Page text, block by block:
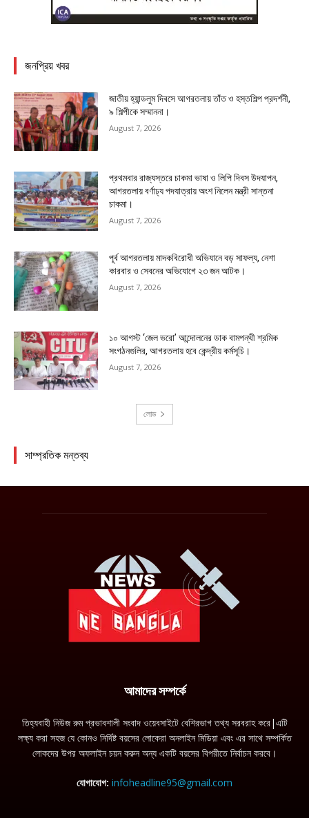
আমাদের সম্পর্কে
তিহ্যবাহী নিউজ রুম প্রভাবশালী সংবাদ ওয়েবসাইটে বেশিরভাগ তথ্য সরবরাহ করে|এটি
লক্ষ্য করা সহজ যে কোনও নির্দিষ্ট বয়সের লোকেরা অনলাইন মিডিয়া এবং এর সাথে সম্পর্কিত
লোকদের উপর অফলাইন চয়ন করুন অন্য একটি বয়সের বিপরীতে নির্বাচন করবে।
যোগাযোগ: infoheadline95@gmail.com